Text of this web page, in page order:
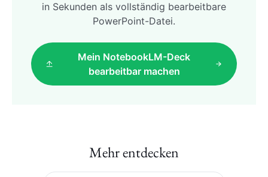
in Sekunden als vollständig bearbeitbare
PowerPoint-Datei.
Mein NotebookLM-Deck
bearbeitbar machen
Mehr entdecken